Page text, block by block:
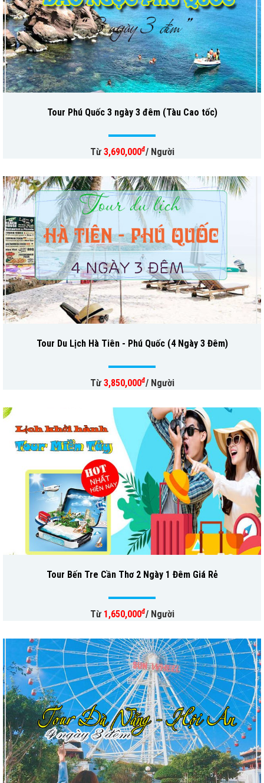
Tour Phú Quốc 3 ngày 3 đêm (Tàu Cao tốc)
Từ 3,690,000đ/ Người
Tour Du Lịch Hà Tiên - Phú Quốc (4 Ngày 3 Đêm)
Từ 3,850,000đ/ Người
Tour Bến Tre Cần Thơ 2 Ngày 1 Đêm Giá Rẻ
Từ 1,650,000đ/ Người